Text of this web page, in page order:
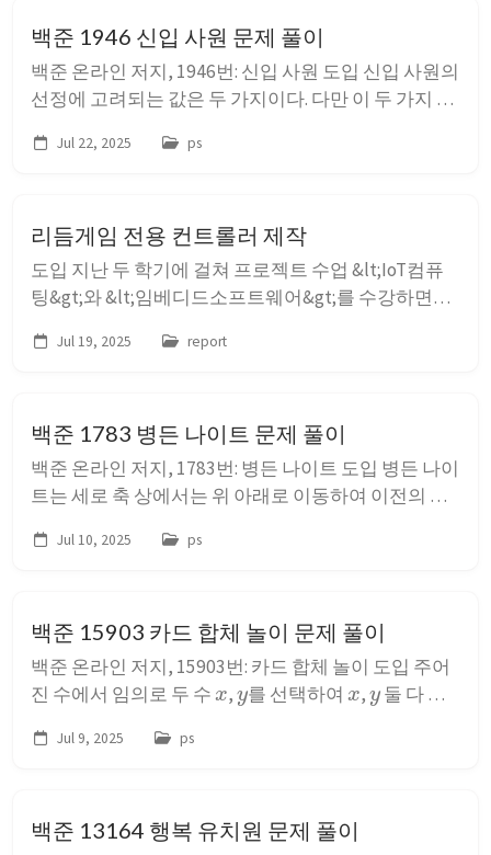
미니를 홈 서버로 채...
백준 1946 신입 사원 문제 풀이
백준 온라인 저지, 1946번: 신입 사원 도입 신입 사원의
선정에 고려되는 값은 두 가지이다. 다만 이 두 가지 값
가 있다. 두 값 중 하나의 값을 기준으로 정렬한다면, 순
류 심사 성...
Jul 22, 2025 ps
리듬게임 전용 컨트롤러 제작
도입 지난 두 학기에 걸쳐 프로젝트 수업 &lt;IoT컴퓨
팅&gt;와 &lt;임베디드소프트웨어&gt;를 수강하면서,
러를 제작했다. 첫회 째는 &lt;임베디드소프트웨어
치와 핫스왑 소켓을 사...
Jul 19, 2025 report
백준 1783 병든 나이트 문제 풀이
백준 온라인 저지, 1783번: 병든 나이트 도입 병든 나이
트는 세로 축 상에서는 위 아래로 이동하여 이전의 좌
으로 이동하므로 이전의 좌표로 복귀할 수 없다. 따라
개수를 구할 수 있다. ...
Jul 10, 2025 ps
백준 15903 카드 합체 놀이 문제 풀이
백준 온라인 저지, 15903번: 카드 합체 놀이 도입 주어
진 수에서 임의로 두 수 x ,y를 선택하여 x, y둘 다
x+ y
가 가능한 경우 중에서 최소이려면 항상 수 집합에서
Jul 9, 2025 ps
백준 13164 행복 유치원 문제 풀이